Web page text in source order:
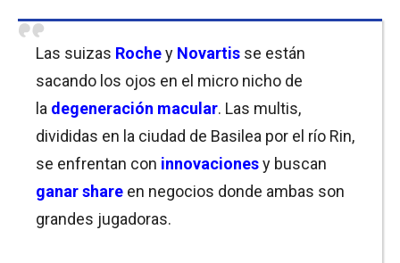
Las suizas Rochey Novartis se están
sacando los ojos en el micro nicho de
la degeneración macular. Las multis,
divididas en la ciudad de Basilea por el río Rin,
se enfrentan con innovacionesy buscan
ganar share en negocios donde ambas son
grandes jugadoras.